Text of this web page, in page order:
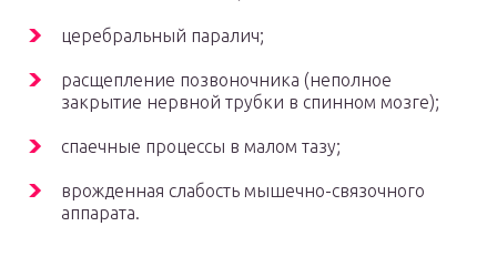
церебральный паралич;
расщепление позвоночника (неполное
закрытие нервной трубки в спинном мозге);
спаечные процессы в малом тазу;
врожденная слабость мышечно-связочного
аппарата.